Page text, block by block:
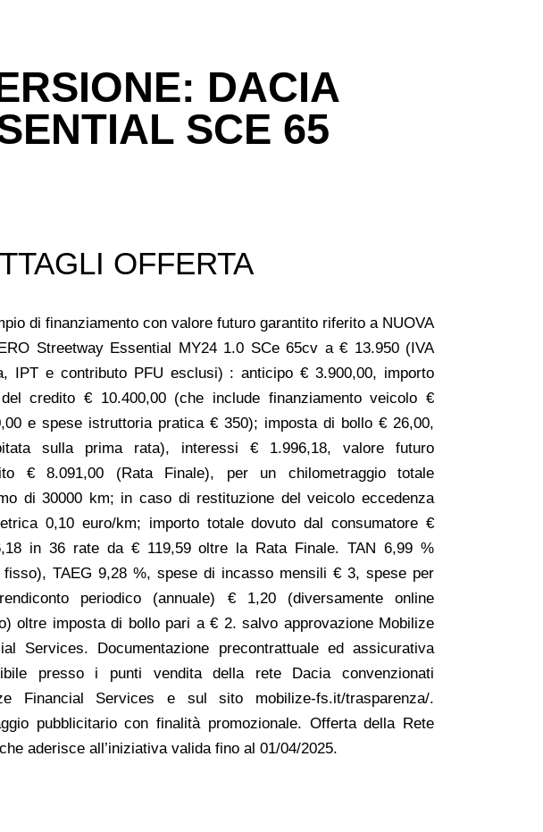
DACIA
SCE 65
OFFERTA
di finanziamento con valore futuro garantito riferito a NUOVA
Streetway Essential MY24 1.0 SCe 65cv a € 13.950 (IVA
IPT e contributo PFU esclusi) : anticipo € 3.900,00, importo
credito € 10.400,00 (che include finanziamento veicolo €
e spese istruttoria pratica € 350); imposta di bollo € 26,00,
sulla prima rata), interessi € 1.996,18, valore futuro
€ 8.091,00 (Rata Finale), per un chilometraggio totale
di 30000 km; in caso di restituzione del veicolo eccedenza
0,10 euro/km; importo totale dovuto dal consumatore €
in 36 rate da € 119,59 oltre la Rata Finale. TAN 6,99 %
fisso), TAEG 9,28 %, spese di incasso mensili € 3, spese per
periodico (annuale) € 1,20 (diversamente online
oltre imposta di bollo pari a € 2. salvo approvazione Mobilize
Services. Documentazione precontrattuale ed assicurativa
presso i punti vendita della rete Dacia convenzionati
Financial Services e sul sito mobilize-fs.it/trasparenza/.
pubblicitario con finalità promozionale. Offerta della Rete
aderisce all’iniziativa valida fino al 01/04/2025.